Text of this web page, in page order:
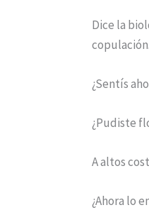
Dice la
copulación.
¿Sentís
¿Pudiste
A altos
¿Ahora lo